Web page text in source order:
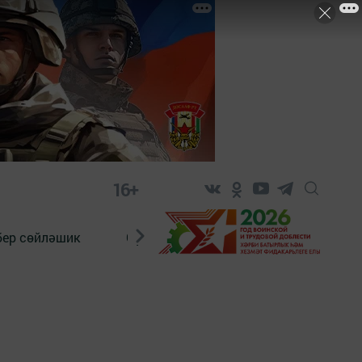
16+
сөйләшик Сүз тарихы Яшь хәбәрче